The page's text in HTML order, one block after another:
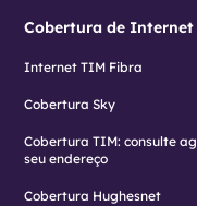
Cobertura de Internet
Internet TIM Fibra
Cobertura Sky
Cobertura TIM: consulte
seu endereço
Cobertura Hughesnet